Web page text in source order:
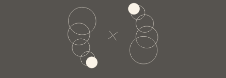
Company profile
クリエイティブ実績